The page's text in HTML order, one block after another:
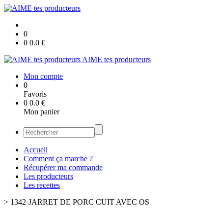
0
0 0.0 €
AIME tes producteurs
Mon compte
0
Favoris
0 0.0 €
Mon panier
Accueil
Comment ça marche ?
Récupérer ma commande
Les producteurs
Les recettes
> 1342-JARRET DE PORC CUIT AVEC OS